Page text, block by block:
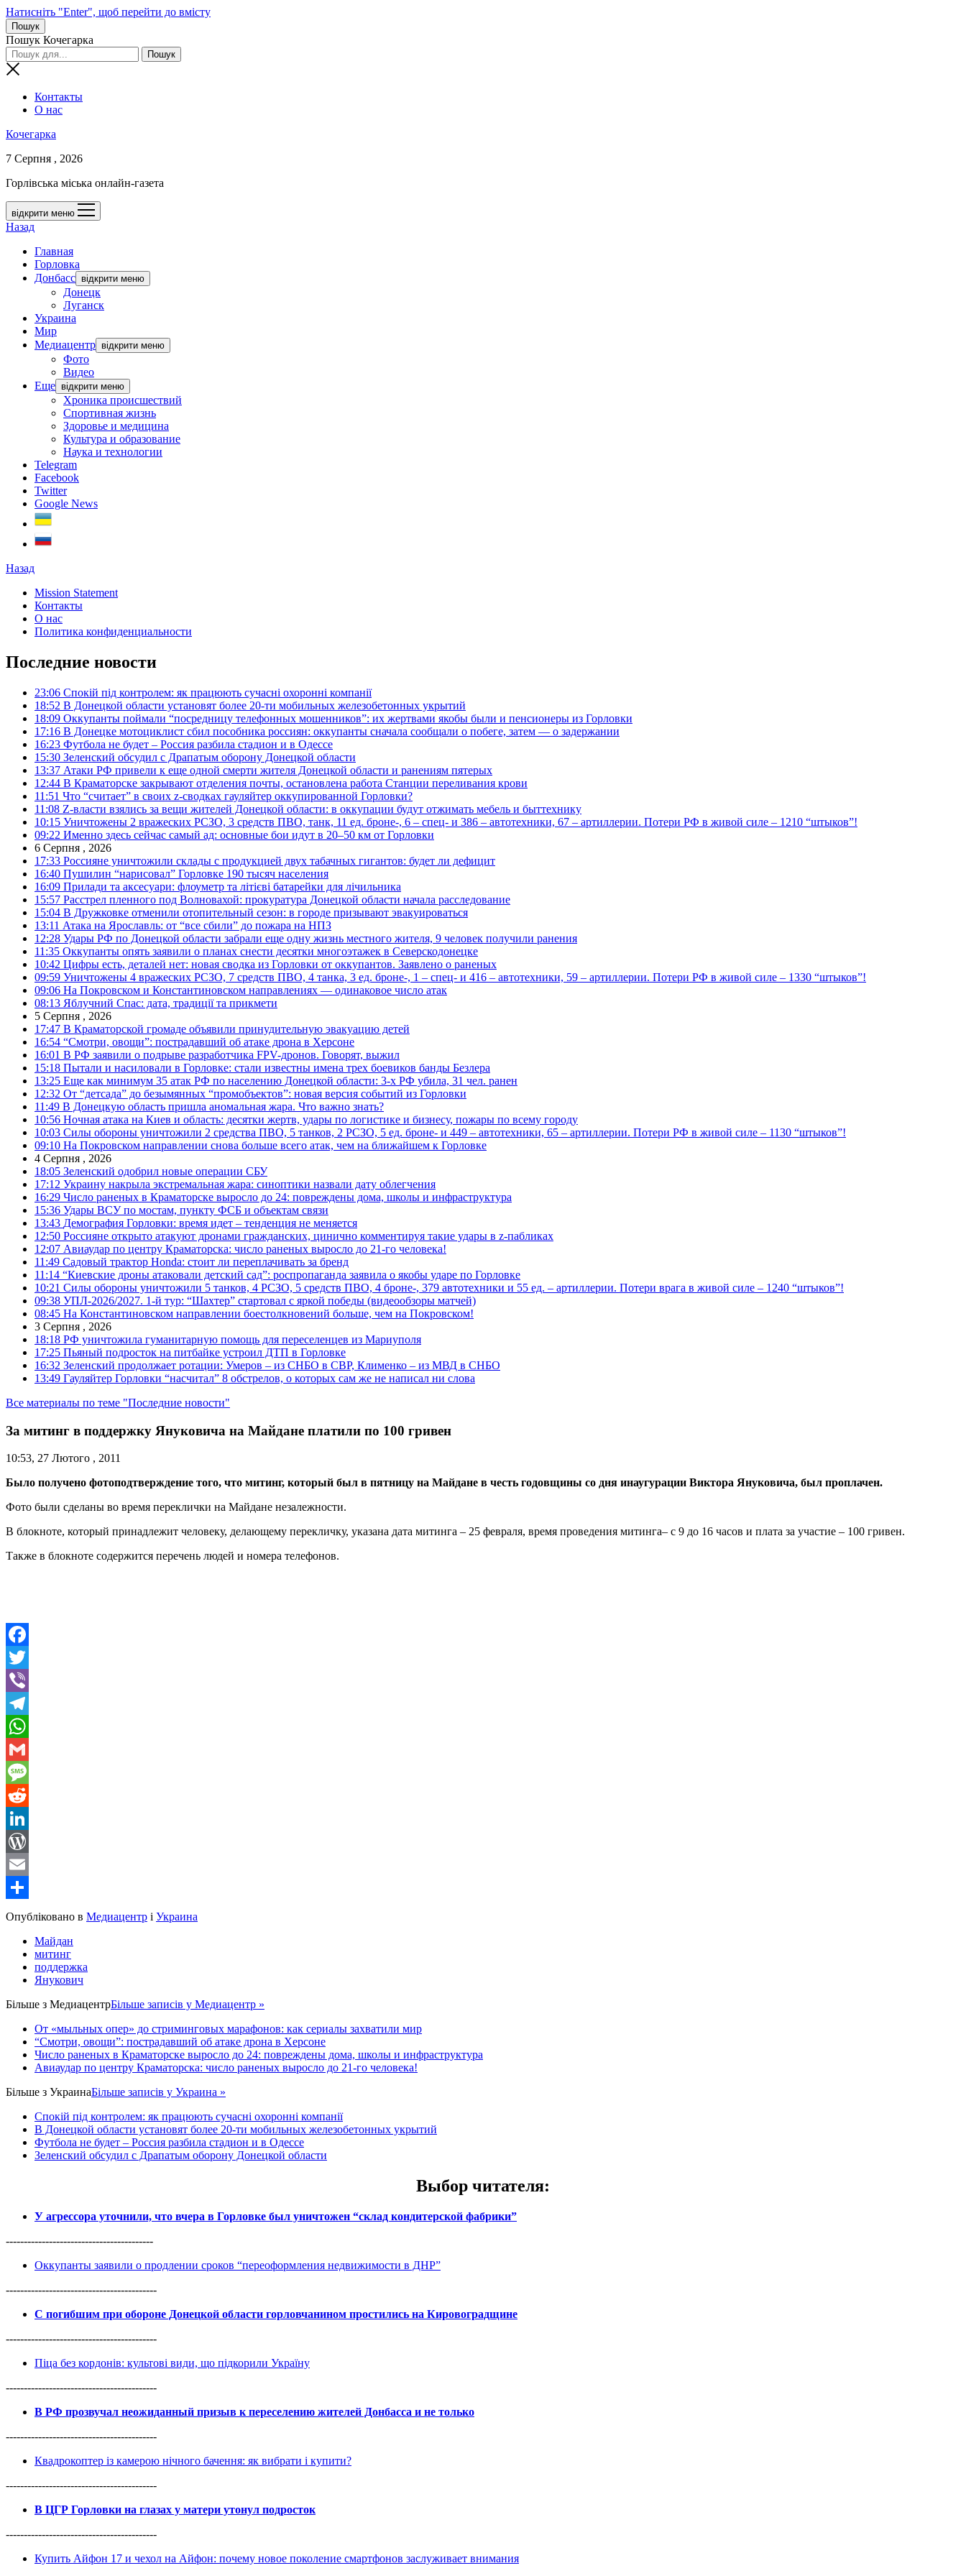
Натисніть "Enter", щоб перейти до вмісту
Пошук
Пошук Кочегарка
Контакты
О нас
Кочегарка
7 Серпня , 2026
Горлівська міська онлайн-газета
відкрити меню
Назад
Главная
Горловка
Донбасс відкрити меню
Донецк
Луганск
Украина
Мир
Медиацентр відкрити меню
Фото
Видео
Еще відкрити меню
Хроника происшествий
Спортивная жизнь
Здоровье и медицина
Культура и образование
Наука и технологии
Telegram
Facebook
Twitter
Google News
Назад
Mission Statement
Контакты
О нас
Политика конфиденциальности
Последние новости
23:06 Спокій під контролем: як працюють сучасні охоронні компанії
18:52 В Донецкой области установят более 20-ти мобильных железобетонных укрытий
18:09 Оккупанты поймали “посредницу телефонных мошенников”: их жертвами якобы были и пенсионеры из Горловки
17:16 В Донецке мотоциклист сбил пособника россиян: оккупанты сначала сообщали о побеге, затем — о задержании
16:23 Футбола не будет – Россия разбила стадион и в Одессе
15:30 Зеленский обсудил с Драпатым оборону Донецкой области
13:37 Атаки РФ привели к еще одной смерти жителя Донецкой области и ранениям пятерых
12:44 В Краматорске закрывают отделения почты, остановлена работа Станции переливания крови
11:51 Что “считает” в своих z-сводках гауляйтер оккупированной Горловки?
11:08 Z-власти взялись за вещи жителей Донецкой области: в оккупации будут отжимать мебель и быттехнику
10:15 Уничтожены 2 вражеских РСЗО, 3 средств ПВО, танк, 11 ед. броне-, 6 – спец- и 386 – автотехники, 67 – артиллерии. Потери РФ в живой силе – 1210 “штыков”!
09:22 Именно здесь сейчас самый ад: основные бои идут в 20–50 км от Горловки
6 Серпня , 2026
17:33 Россияне уничтожили склады с продукцией двух табачных гигантов: будет ли дефицит
16:40 Пушилин “нарисовал” Горловке 190 тысяч населения
16:09 Прилади та аксесуари: флоуметр та літієві батарейки для лічильника
15:57 Расстрел пленного под Волновахой: прокуратура Донецкой области начала расследование
15:04 В Дружковке отменили отопительный сезон: в городе призывают эвакуироваться
13:11 Атака на Ярославль: от “все сбили” до пожара на НПЗ
12:28 Удары РФ по Донецкой области забрали еще одну жизнь местного жителя, 9 человек получили ранения
11:35 Оккупанты опять заявили о планах снести десятки многоэтажек в Северскодонецке
10:42 Цифры есть, деталей нет: новая сводка из Горловки от оккупантов. Заявлено о раненых
09:59 Уничтожены 4 вражеских РСЗО, 7 средств ПВО, 4 танка, 3 ед. броне-, 1 – спец- и 416 – автотехники, 59 – артиллерии. Потери РФ в живой силе – 1330 “штыков”!
09:06 На Покровском и Константиновском направлениях — одинаковое число атак
08:13 Яблучний Спас: дата, традиції та прикмети
5 Серпня , 2026
17:47 В Краматорской громаде объявили принудительную эвакуацию детей
16:54 “Смотри, овощи”: пострадавший об атаке дрона в Херсоне
16:01 В РФ заявили о подрыве разработчика FPV-дронов. Говорят, выжил
15:18 Пытали и насиловали в Горловке: стали известны имена трех боевиков банды Безлера
13:25 Еще как минимум 35 атак РФ по населению Донецкой области: 3-х РФ убила, 31 чел. ранен
12:32 От “детсада” до безымянных “промобъектов”: новая версия событий из Горловки
11:49 В Донецкую область пришла аномальная жара. Что важно знать?
10:56 Ночная атака на Киев и область: десятки жертв, удары по логистике и бизнесу, пожары по всему городу
10:03 Силы обороны уничтожили 2 средства ПВО, 5 танков, 2 РСЗО, 5 ед. броне- и 449 – автотехники, 65 – артиллерии. Потери РФ в живой силе – 1130 “штыков”!
09:10 На Покровском направлении снова больше всего атак, чем на ближайшем к Горловке
4 Серпня , 2026
18:05 Зеленский одобрил новые операции СБУ
17:12 Украину накрыла экстремальная жара: синоптики назвали дату облегчения
16:29 Число раненых в Краматорске выросло до 24: повреждены дома, школы и инфраструктура
15:36 Удары ВСУ по мостам, пункту ФСБ и объектам связи
13:43 Демография Горловки: время идет – тенденция не меняется
12:50 Россияне открыто атакуют дронами гражданских, цинично комментируя такие удары в z-пабликах
12:07 Авиаудар по центру Краматорска: число раненых выросло до 21-го человека!
11:49 Садовый трактор Honda: стоит ли переплачивать за бренд
11:14 “Киевские дроны атаковали детский сад”: роспропаганда заявила о якобы ударе по Горловке
10:21 Силы обороны уничтожили 5 танков, 4 РСЗО, 5 средств ПВО, 4 броне-, 379 автотехники и 55 ед. – артиллерии. Потери врага в живой силе – 1240 “штыков”!
09:38 УПЛ-2026/2027. 1-й тур: “Шахтер” стартовал с яркой победы (видеообзоры матчей)
08:45 На Константиновском направлении боестолкновений больше, чем на Покровском!
3 Серпня , 2026
18:18 РФ уничтожила гуманитарную помощь для переселенцев из Мариуполя
17:25 Пьяный подросток на питбайке устроил ДТП в Горловке
16:32 Зеленский продолжает ротации: Умеров – из СНБО в СВР, Клименко – из МВД в СНБО
13:49 Гауляйтер Горловки “насчитал” 8 обстрелов, о которых сам же не написал ни слова
Все материалы по теме "Последние новости"
За митинг в поддержку Януковича на Майдане платили по 100 гривен
10:53, 27 Лютого , 2011
Было получено фотоподтверждение того, что митинг, который был в пятницу на Майдане в честь годовщины со дня инаугурации Виктора Януковича, был проплачен.
Фото были сделаны во время переклички на Майдане незалежности.
В блокноте, который принадлежит человеку, делающему перекличку, указана дата митинга – 25 февраля, время проведения митинга– с 9 до 16 часов и плата за участие – 100 гривен.
Также в блокноте содержится перечень людей и номера телефонов.
Facebook
Twitter
Viber
Telegram
WhatsApp
Gmail
Message
Reddit
LinkedIn
WordPress
Email
Share
Опубліковано в Медиацентр і Украина
Майдан
митинг
поддержка
Янукович
Більше з МедиацентрБільше записів у Медиацентр »
От «мыльных опер» до стриминговых марафонов: как сериалы захватили мир
“Смотри, овощи”: пострадавший об атаке дрона в Херсоне
Число раненых в Краматорске выросло до 24: повреждены дома, школы и инфраструктура
Авиаудар по центру Краматорска: число раненых выросло до 21-го человека!
Більше з УкраинаБільше записів у Украина »
Спокій під контролем: як працюють сучасні охоронні компанії
В Донецкой области установят более 20-ти мобильных железобетонных укрытий
Футбола не будет – Россия разбила стадион и в Одессе
Зеленский обсудил с Драпатым оборону Донецкой области
Выбор читателя:
У агрессора уточнили, что вчера в Горловке был уничтожен “склад кондитерской фабрики”
-----------------------------------------
Оккупанты заявили о продлении сроков “переоформления недвижимости в ДНР”
------------------------------------------
С погибшим при обороне Донецкой области горловчанином простились на Кировоградщине
------------------------------------------
Піца без кордонів: культові види, що підкорили Україну
------------------------------------------
В РФ прозвучал неожиданный призыв к переселению жителей Донбасса и не только
------------------------------------------
Квадрокоптер із камерою нічного бачення: як вибрати і купити?
------------------------------------------
В ЦГР Горловки на глазах у матери утонул подросток
------------------------------------------
Купить Айфон 17 и чехол на Айфон: почему новое поколение смартфонов заслуживает внимания